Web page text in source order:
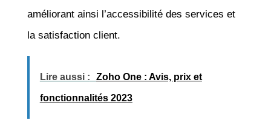
améliorant ainsi l’accessibilité des services et
la satisfaction client.
Lire aussi : Zoho One : Avis, prix et
fonctionnalités 2023